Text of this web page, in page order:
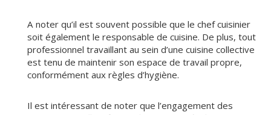
A noter qu’il est souvent possible que le chef cuisinier
soit également le responsable de cuisine. De plus, tout
professionnel travaillant au sein d’une cuisine collective
est tenu de maintenir son espace de travail propre,
conformément aux règles d’hygiène.
Il est intéressant de noter que l’engagement des